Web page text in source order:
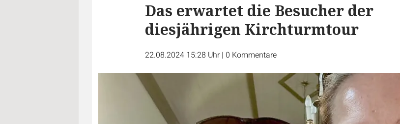
Das erwartet die Besucher der
diesjährigen Kirchturmtour
22.08.2024 15:28 Uhr | 0 Kommentare